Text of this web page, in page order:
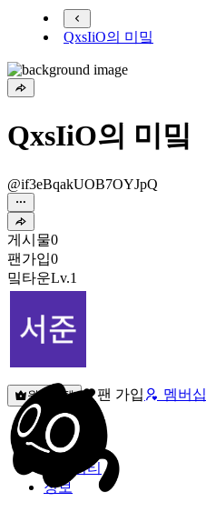
QxsIiO의 미밐
QxsIiO의 미밐
@if3eBqakUOB7OYJpQ
게시물0
팬가입0
밐타운Lv.1
원픽선택 팬 가입 멤버십
밐타운
피드
커뮤니티
정보